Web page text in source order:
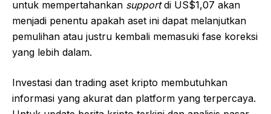
untuk mempertahankan supportdi US$1,07 akan
menjadi penentu apakah aset ini dapat melanjutkan
pemulihan atau justru kembali memasuki fase koreksi
yang lebih dalam.
Investasi dan trading aset kripto membutuhkan
informasi yang akurat dan platform yang terpercaya.